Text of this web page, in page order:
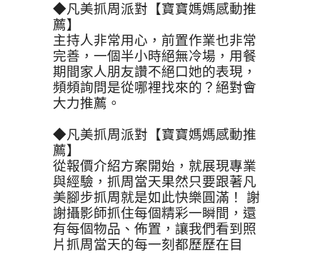
◆凡美抓周派對【寶寶媽媽感動推
薦】
主持人非常用心，前置作業也非常
完善，一個半小時絕無冷場，用餐
期間家人朋友讚不絕口她的表現，
頻頻詢問是從哪裡找來的？絕對會
大力推薦。
◆凡美抓周派對【寶寶媽媽感動推
薦】
從報價介紹方案開始，就展現專業
與經驗，抓周當天果然只要跟著凡
美腳步抓周就是如此快樂圓滿！ 謝
謝攝影師抓住每個精彩一瞬間，還
有每個物品、佈置，讓我們看到照
片抓周當天的每一刻都歷歷在目